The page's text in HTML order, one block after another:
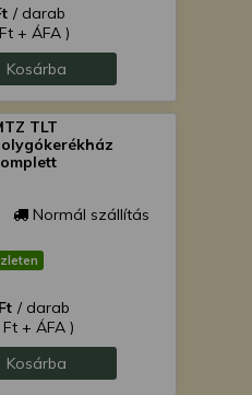
/ darab
+ ÁFA )
Kosárba
TLT
Normál szállítás
/ darab
+ ÁFA )
Kosárba